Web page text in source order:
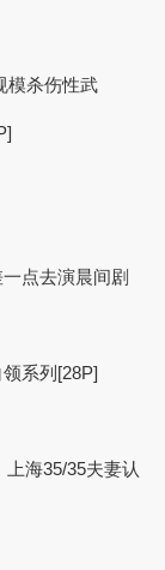
模杀伤性武
点去演晨间剧
系列[28P]
上海35/35夫妻认